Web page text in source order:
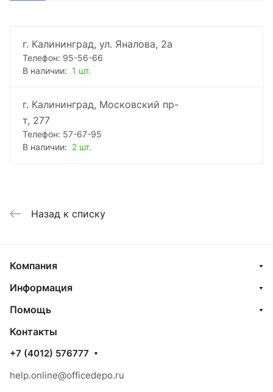
г. Калининград, ул. Яналова, 2а
Телефон: 95-56-66
В наличии: 1 шт.
г. Калининград, Московский пр-
т, 277
Телефон: 57-67-95
В наличии: 2 шт.
Назад к списку
Компания
Информация
Помощь
Контакты
+7 (4012) 576777
help.online@officedepo.ru